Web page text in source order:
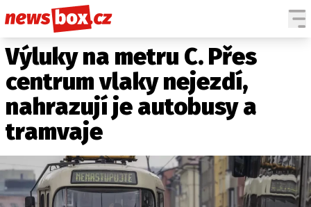
DOMÁCÍ
ZAHRANIČÍ
POČASÍ
KRIMI
EKONOMIKA
KULTURA
SPOLEČNOST
ČESKÉ CELEBRITY
SVĚTOVÉ CELEBRITY
Výluky na metru C. Přes
centrum vlaky nejezdí,
nahrazují je autobusy a
tramvaje